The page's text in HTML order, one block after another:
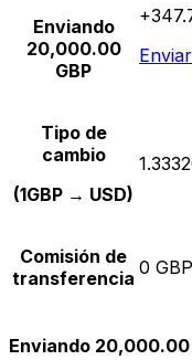
Enviando
20,000.00
GBP
Tipo de
cambio
(1GBP → USD)
Comisión de
transferencia 0 GBP
Enviando 20,000.00